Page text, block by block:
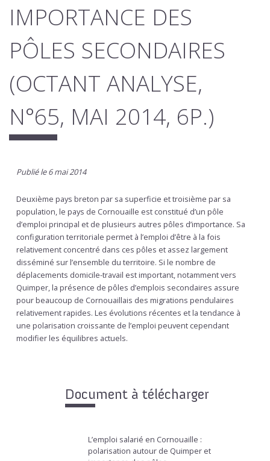
IMPORTANCE DES
PÔLES SECONDAIRES
(OCTANT ANALYSE,
N°65, MAI 2014, 6P.)
Publié le 6 mai 2014
Deuxième pays breton par sa superficie et troisième par sa
population, le pays de Cornouaille est constitué d’un pôle
d’emploi principal et de plusieurs autres pôles d’importance. Sa
configuration territoriale permet à l’emploi d’être à la fois
relativement concentré dans ces pôles et assez largement
disséminé sur l’ensemble du territoire. Si le nombre de
déplacements domicile-travail est important, notamment vers
Quimper, la présence de pôles d’emplois secondaires assure
pour beaucoup de Cornouaillais des migrations pendulaires
relativement rapides. Les évolutions récentes et la tendance à
une polarisation croissante de l’emploi peuvent cependant
modifier les équilibres actuels.
Document à télécharger
L’emploi salarié en Cornouaille :
polarisation autour de Quimper et